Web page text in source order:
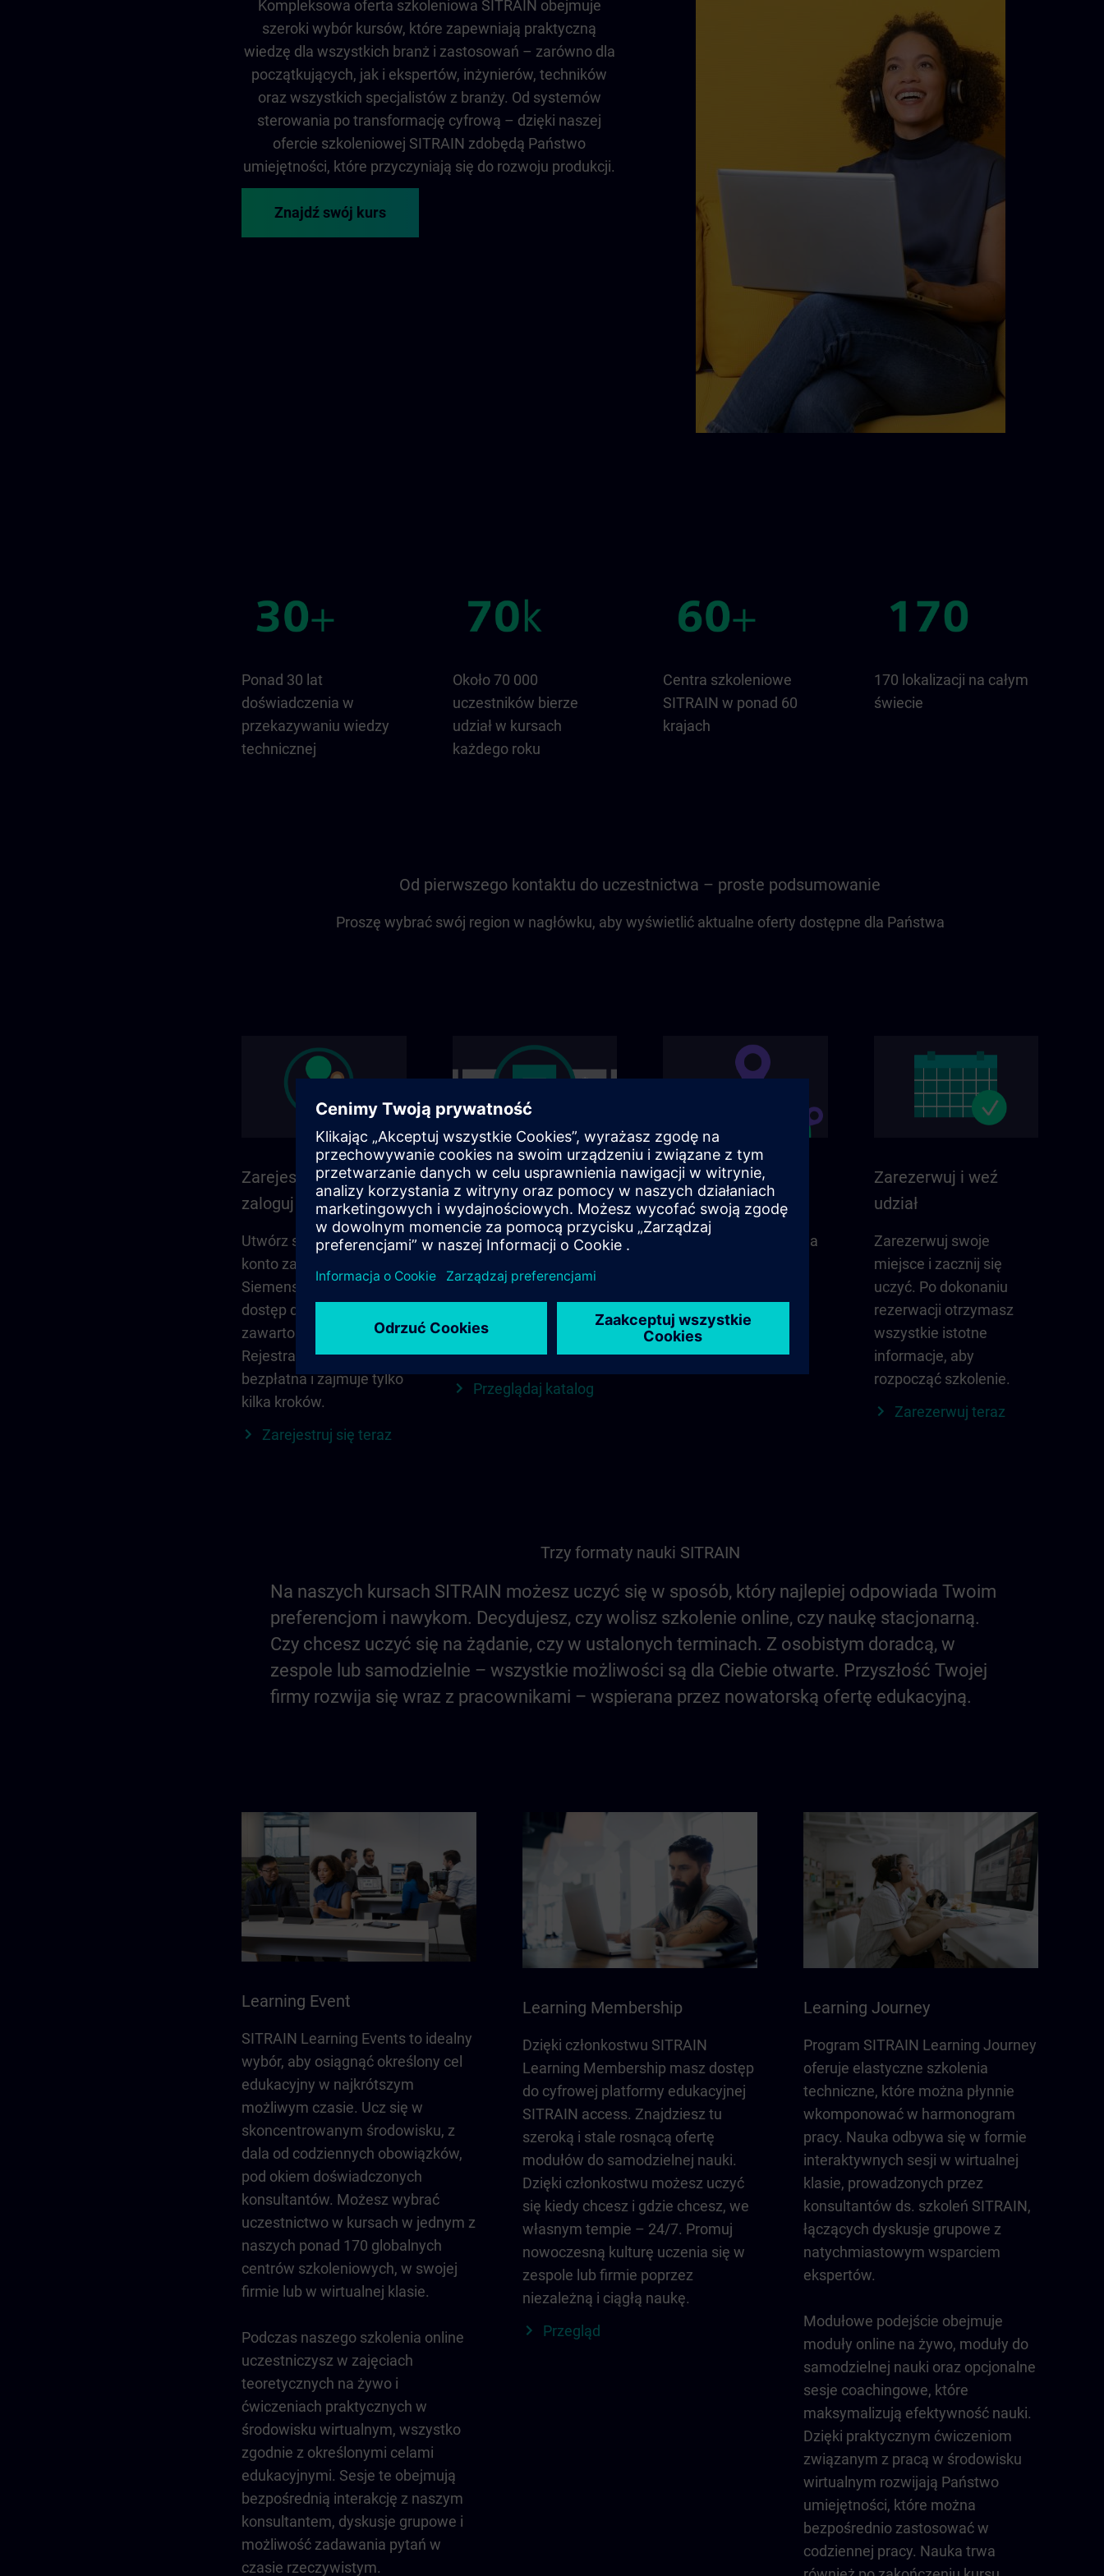
Kompleksowa oferta szkoleniowa SITRAIN obejmuje
szeroki wybór kursów, które zapewniają praktyczną
wiedzę dla wszystkich branż i zastosowań – zarówno dla
początkujących, jak i ekspertów, inżynierów, techników
oraz wszystkich specjalistów z branży. Od systemów
sterowania po transformację cyfrową – dzięki naszej
ofercie szkoleniowej SITRAIN zdobędą Państwo
umiejętności, które przyczyniają się do rozwoju produkcji.
Znajdź swój kurs
Ponad 30 lat
doświadczenia w
przekazywaniu wiedzy
technicznej
Około 70 000
uczestników bierze
udział w kursach
każdego roku
Centra szkoleniowe
SITRAIN w ponad 60
krajach
170 lokalizacji na całym
świecie
Od pierwszego kontaktu do uczestnictwa – proste podsumowanie
Proszę wybrać swój region w nagłówku, aby wyświetlić aktualne oferty dostępne dla Państwa
Zarejestruj się i
zaloguj
Utwórz swoje osobiste
konto za pomocą
Siemens ID, aby uzyskać
dostęp do pełnej
zawartości SITRAIN.
Rejestracja jest
bezpłatna i zajmuje tylko
kilka kroków.
Zarejestruj się teraz
Znajdź odpowiedni
kurs dla siebie
Wyszukaj bezpośrednio
kluczowych i filtrów – lub
kategorii w katalogu, aby
znaleźć idealny kurs.
Przeglądaj katalog
SITRAIN w Państwa
regionie
Wszystko, co ważne dla
kontakty i więcej w
skrócie.
Zarezerwuj i weź
udział
Zarezerwuj swoje
miejsce i zacznij się
uczyć. Po dokonaniu
rezerwacji otrzymasz
wszystkie istotne
informacje, aby
rozpocząć szkolenie.
Zarezerwuj teraz
Trzy formaty nauki SITRAIN
Na naszych kursach SITRAIN możesz uczyć się w sposób, który najlepiej odpowiada Twoim
preferencjom i nawykom. Decydujesz, czy wolisz szkolenie online, czy naukę stacjonarną.
Czy chcesz uczyć się na żądanie, czy w ustalonych terminach. Z osobistym doradcą, w
zespole lub samodzielnie – wszystkie możliwości są dla Ciebie otwarte. Przyszłość Twojej
firmy rozwija się wraz z pracownikami – wspierana przez nowatorską ofertę edukacyjną.
Learning Event
SITRAIN Learning Events to idealny
wybór, aby osiągnąć określony cel
edukacyjny w najkrótszym
możliwym czasie. Ucz się w
skoncentrowanym środowisku, z
dala od codziennych obowiązków,
pod okiem doświadczonych
konsultantów. Możesz wybrać
uczestnictwo w kursach w jednym z
naszych ponad 170 globalnych
centrów szkoleniowych, w swojej
firmie lub w wirtualnej klasie.
Podczas naszego szkolenia online
uczestniczysz w zajęciach
teoretycznych na żywo i
ćwiczeniach praktycznych w
środowisku wirtualnym, wszystko
zgodnie z określonymi celami
edukacyjnymi. Sesje te obejmują
bezpośrednią interakcję z naszym
konsultantem, dyskusje grupowe i
możliwość zadawania pytań w
czasie rzeczywistym.
Learning Membership
Dzięki członkostwu SITRAIN
Learning Membership masz dostęp
do cyfrowej platformy edukacyjnej
SITRAIN access. Znajdziesz tu
szeroką i stale rosnącą ofertę
modułów do samodzielnej nauki.
Dzięki członkostwu możesz uczyć
się kiedy chcesz i gdzie chcesz, we
własnym tempie – 24/7. Promuj
nowoczesną kulturę uczenia się w
zespole lub firmie poprzez
niezależną i ciągłą naukę.
Przegląd
Learning Journey
Program SITRAIN Learning Journey
oferuje elastyczne szkolenia
techniczne, które można płynnie
wkomponować w harmonogram
pracy. Nauka odbywa się w formie
interaktywnych sesji w wirtualnej
klasie, prowadzonych przez
konsultantów ds. szkoleń SITRAIN,
łączących dyskusje grupowe z
natychmiastowym wsparciem
ekspertów.
Modułowe podejście obejmuje
moduły online na żywo, moduły do
samodzielnej nauki oraz opcjonalne
sesje coachingowe, które
maksymalizują efektywność nauki.
Dzięki praktycznym ćwiczeniom
związanym z pracą w środowisku
wirtualnym rozwijają Państwo
umiejętności, które można
bezpośrednio zastosować w
codziennej pracy. Nauka trwa